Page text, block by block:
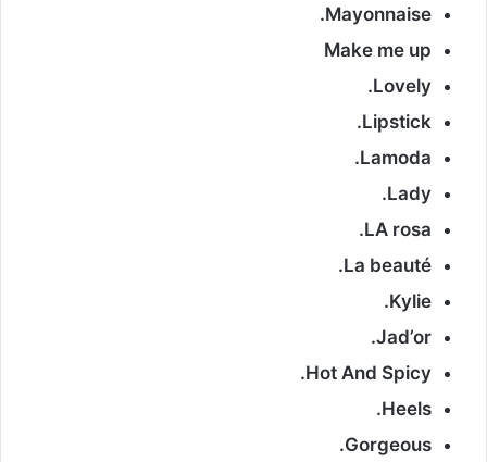
Mayonnaise.
Make me up
Lovely.
Lipstick.
Lamoda.
Lady.
LA rosa.
La beauté.
Kylie.
Jad’or.
Hot And Spicy.
Heels.
Gorgeous.